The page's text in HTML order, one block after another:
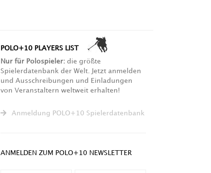
POLO+10 PLAYERS LIST
Nur für Polospieler: die größte
Spielerdatenbank der Welt. Jetzt anmelden
und Ausschreibungen und Einladungen
von Veranstaltern weltweit erhalten!
Anmeldung POLO+10 Spielerdatenbank
ANMELDEN ZUM POLO+10 NEWSLETTER